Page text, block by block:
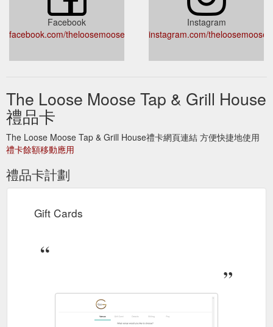
Facebook
facebook.com/theloosemoose.gc/
Instagram
instagram.com/
The Loose Moose Tap & Grill House
禮品卡
The Loose Moose Tap & Grill House禮卡網頁連結 方便快捷地使用
禮卡餘額移動應用
禮品卡計劃
Gift Cards